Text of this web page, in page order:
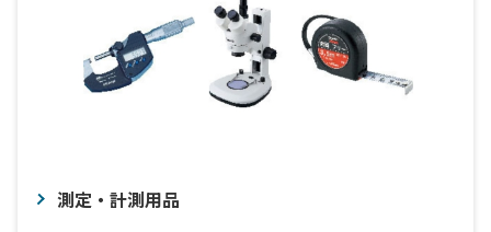
測定・計測用品